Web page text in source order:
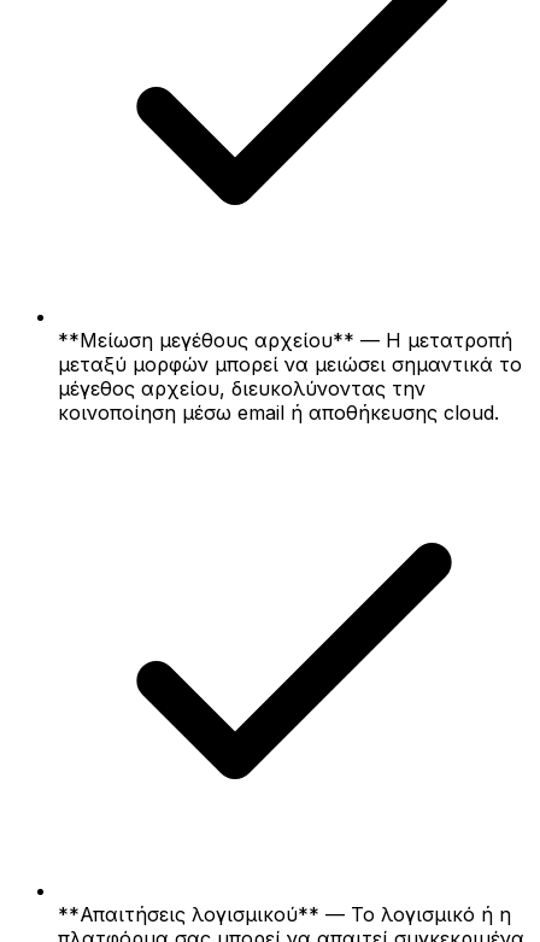
**Μείωση μεγέθους αρχείου** — Η μετατροπή
μεταξύ μορφών μπορεί να μειώσει σημαντικά το
μέγεθος αρχείου, διευκολύνοντας την
κοινοποίηση μέσω email ή αποθήκευσης cloud.
**Απαιτήσεις λογισμικού** — Το λογισμικό ή η